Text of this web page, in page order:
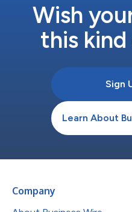
Wish
this
Sign
Learn About
Company